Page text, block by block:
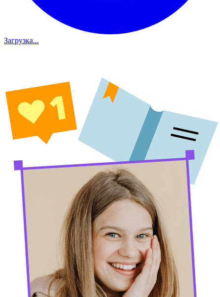
Загрузка...